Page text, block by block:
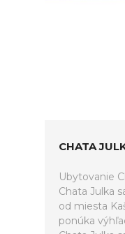
CHATA
Ubytovanie
Chata Julka
od miesta
ponúka